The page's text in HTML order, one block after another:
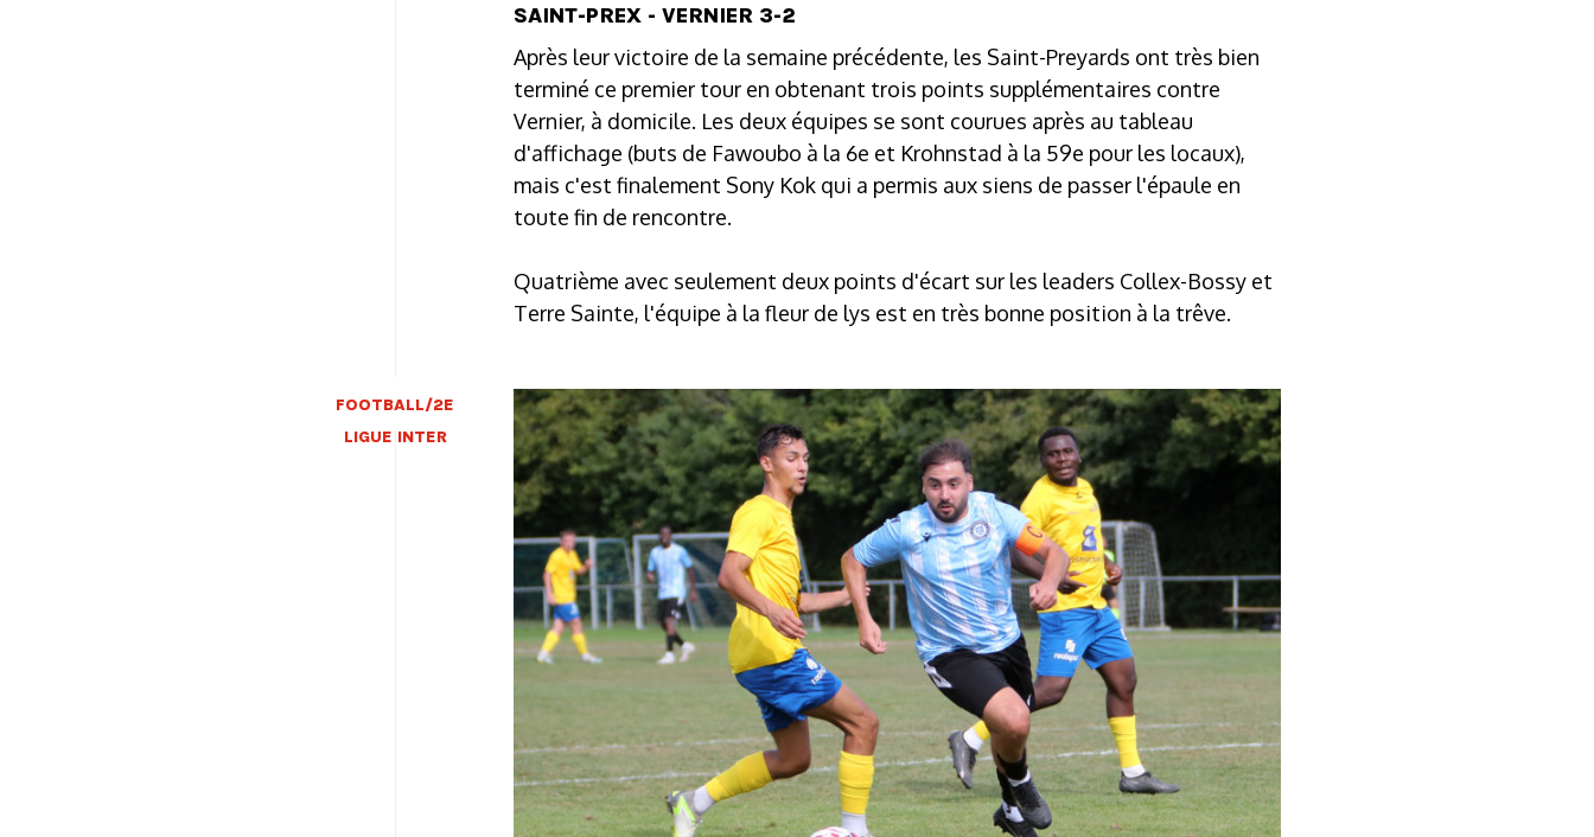
SAINT-PREX - VERNIER 3-2
Après leur victoire de la semaine précédente, les Saint-Preyards ont très bien
terminé ce premier tour en obtenant trois points supplémentaires contre
Vernier, à domicile. Les deux équipes se sont courues après au tableau
d'affichage (buts de Fawoubo à la 6e et Krohnstad à la 59e pour les locaux),
mais c'est finalement Sony Kok qui a permis aux siens de passer l'épaule en
toute fin de rencontre.
Quatrième avec seulement deux points d'écart sur les leaders Collex-Bossy et
Terre Sainte, l'équipe à la fleur de lys est en très bonne position à la trêve.
FOOTBALL/2E
LIGUE INTER